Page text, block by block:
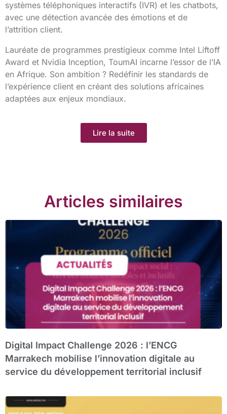
systèmes téléphoniques interactifs (IVR) et les chatbots,
avec une détection avancée des émotions et de
l’attrition client.
Lauréate de programmes prestigieux comme Intel Liftoff
Award et Nvidia Inception, ToumAI incarne l’essor de l’IA
en Afrique. Son ambition ? Redéfinir les standards de
l’expérience client en créant des solutions africaines
adaptées aux enjeux mondiaux.
Lire la suite
Articles similaires
Digital Impact Challenge 2026 : l’ENCG
Marrakech mobilise l’innovation digitale au
service du développement territorial inclusif